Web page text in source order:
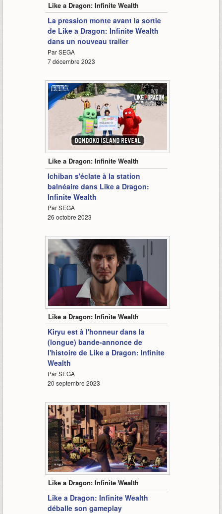
Like a Dragon: Infinite Wealth
La pression monte avant la sortie
de Like a Dragon: Infinite Wealth
dans un nouveau trailer
Par SEGA
7 décembre 2023
Like a Dragon: Infinite Wealth
Ichiban s'éclate à la station
balnéaire dans Like a Dragon:
Infinite Wealth
Par SEGA
26 octobre 2023
10:11
Like a Dragon: Infinite Wealth
Kiryu est à l'honneur dans la
(longue) bande-annonce de
l'histoire de Like a Dragon: Infinite
Wealth
Par SEGA
20 septembre 2023
5:25
Like a Dragon: Infinite Wealth
Like a Dragon: Infinite Wealth
déballe son gameplay